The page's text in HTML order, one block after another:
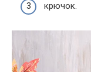
крючок.